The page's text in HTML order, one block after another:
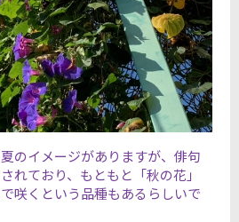
のイメージがありますが、俳句
れており、もともと「秋の花」
咲くという品種もあるらしいで